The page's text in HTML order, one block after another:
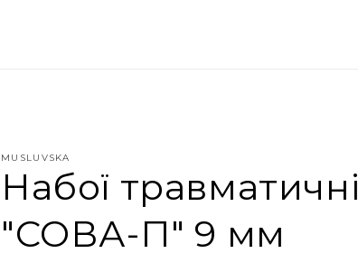
MUSLUVSKA
Набої травматичні
"СОВА-П" 9 мм